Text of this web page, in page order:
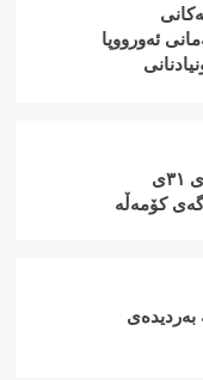
ئەورووپا
‍ بەیاننامەی کۆمەڵە بەبۆنەی ٣١ی
کۆمەڵە
بەردیدەی